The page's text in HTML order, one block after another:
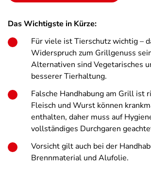
Das Wichtigste in Kürze:
Für viele ist Tierschutz wichtig –
Widerspruch zum Grillgenuss
Alternativen sind Vegetarisches
besserer Tierhaltung.
Falsche Handhabung am Grill ist
Fleisch und Wurst können
enthalten, daher muss auf
vollständiges Durchgaren
Vorsicht gilt auch bei der
Brennmaterial und Alufolie.